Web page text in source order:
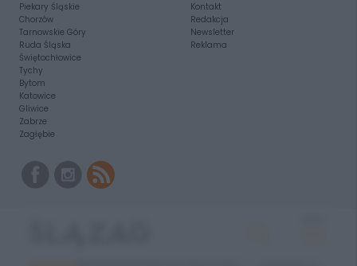
Piekary Śląskie
Chorzów
Tarnowskie Góry
Ruda Śląska
Świętochłowice
Tychy
Bytom
Katowice
Gliwice
Zabrze
Zagłębie
Kontakt
Redakcja
Newsletter
Reklama